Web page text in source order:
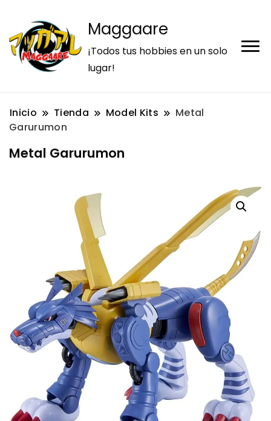
Maggaare
¡Todos tus hobbies en un solo
lugar!
Inicio Tienda Model Kits
Metal
Garurumon
Metal Garurumon